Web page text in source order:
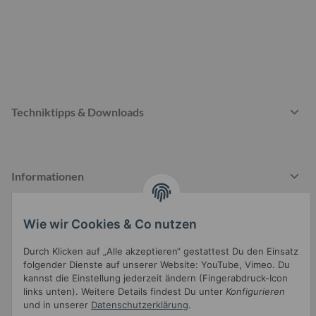
Techniktipps & Downloads
Informationen
Wie wir Cookies & Co nutzen
Durch Klicken auf „Alle akzeptieren“ gestattest Du den Einsatz
folgender Dienste auf unserer Website: YouTube, Vimeo. Du
kannst die Einstellung jederzeit ändern (Fingerabdruck-Icon
links unten). Weitere Details findest Du unter Konfigurieren
und in unserer Datenschutzerklärung.